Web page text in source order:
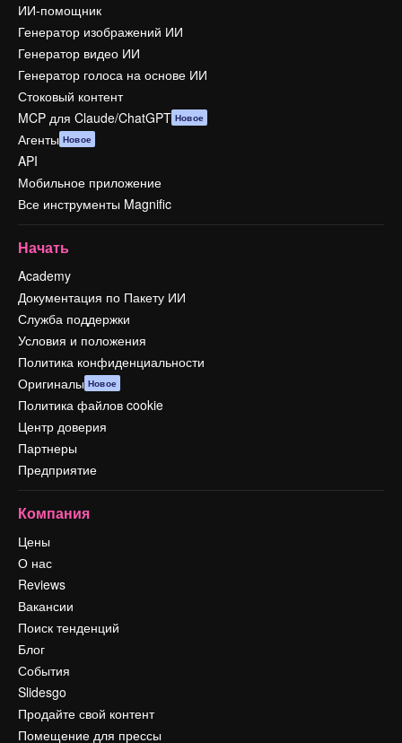
ИИ-помощник
Генератор изображений ИИ
Генератор видео ИИ
Генератор голоса на основе ИИ
Стоковый контент
MCP для Claude/ChatGPT Новое
Агенты Новое
API
Мобильное приложение
Все инструменты Magnific
Начать
Academy
Документация по Пакету ИИ
Служба поддержки
Условия и положения
Политика конфиденциальности
Оригиналы Новое
Политика файлов cookie
Центр доверия
Партнеры
Предприятие
Компания
Цены
О нас
Reviews
Вакансии
Поиск тенденций
Блог
События
Slidesgo
Продайте свой контент
Помещение для прессы